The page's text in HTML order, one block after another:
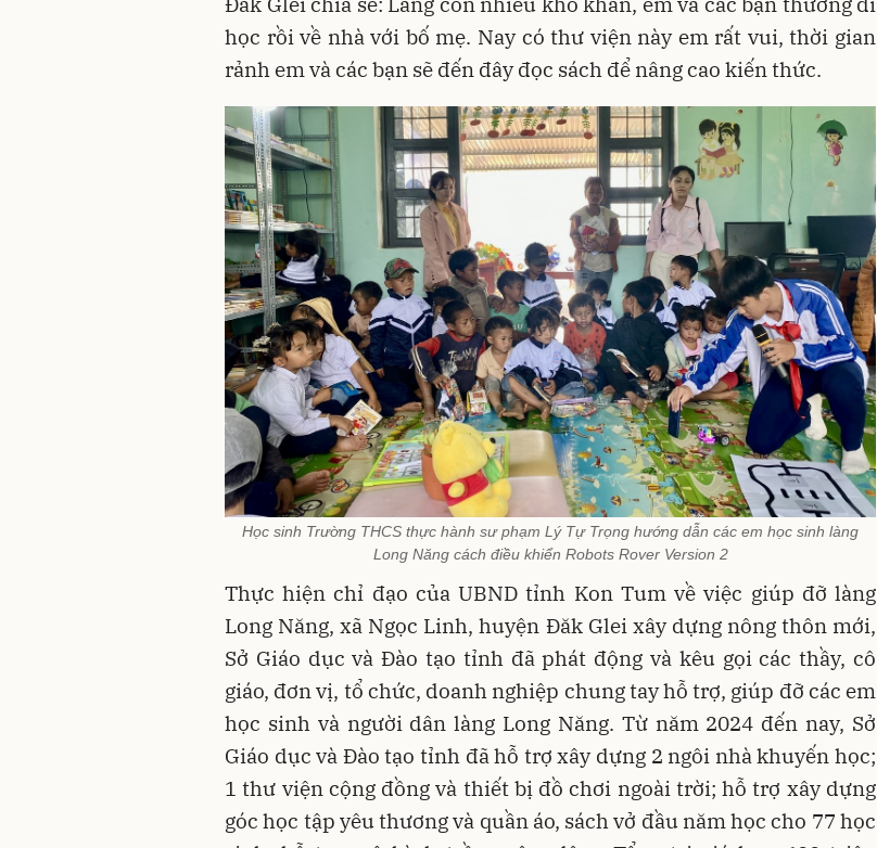
học rồi về nhà với bố mẹ. Nay có thư viện này em rất vui, thời gian
rảnh em và các bạn sẽ đến đây đọc sách để nâng cao kiến thức.
Học sinh Trường THCS thực hành sư phạm Lý Tự Trọng hướng dẫn các em học sinh làng
Long Năng cách điều khiển Robots Rover Version 2
Thực hiện chỉ đạo của UBND tỉnh Kon Tum về việc giúp đỡ làng
Long Năng, xã Ngọc Linh, huyện Đăk Glei xây dựng nông thôn mới,
Sở Giáo dục và Đào tạo tỉnh đã phát động và kêu gọi các thầy, cô
giáo, đơn vị, tổ chức, doanh nghiệp chung tay hỗ trợ, giúp đỡ các em
học sinh và người dân làng Long Năng. Từ năm 2024 đến nay, Sở
Giáo dục và Đào tạo tỉnh đã hỗ trợ xây dựng 2 ngôi nhà khuyến học;
1 thư viện cộng đồng và thiết bị đồ chơi ngoài trời; hỗ trợ xây dựng
góc học tập yêu thương và quần áo, sách vở đầu năm học cho 77 học